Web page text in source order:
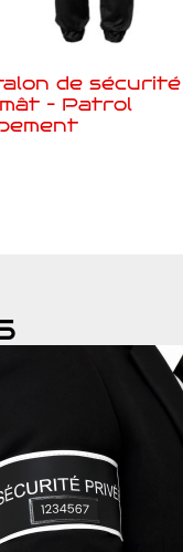
de sécurité
– Patrol